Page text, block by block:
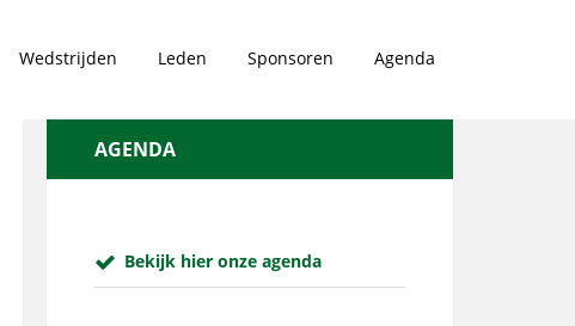
Wedstrijden Leden Sponsoren Agenda
AGENDA
Bekijk hier onze agenda